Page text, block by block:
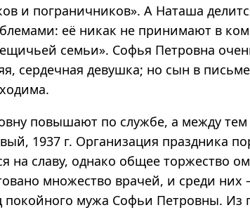
и пограничников». А Наташа
её никак не принимают в
семьи». Софья Петровна
сердечная девушка; но сын в
повышают по службе, а между
1937 г. Организация праздника
на славу, однако общее торжество
множество врачей, и среди них
мужа Софьи Петровны. Из